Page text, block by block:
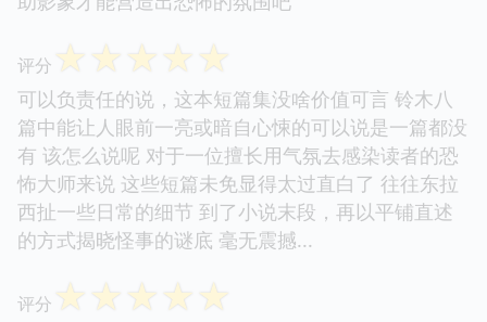
评分 ☆☆☆☆☆
可以负责任的说，这本短篇集没啥价值可言 铃木八
篇中能让人眼前一亮或暗自心悚的可以说是一篇都没
有 该怎么说呢 对于一位擅长用气氛去感染读者的恐
怖大师来说 这些短篇未免显得太过直白了 往往东拉
西扯一些日常的细节 到了小说末段，再以平铺直述
的方式揭晓怪事的谜底 毫无震撼...
评分 ☆☆☆☆☆